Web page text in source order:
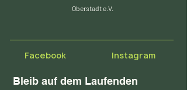
Oberstadt e.V.
Facebook ​Instagram
Bleib auf dem Laufenden